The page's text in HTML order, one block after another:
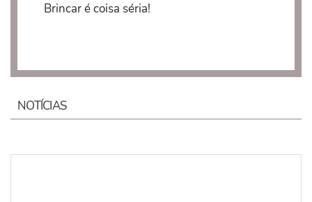
Brincar é coisa séria!
NOTÍCIAS